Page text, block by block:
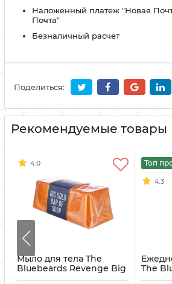
Наложенный платеж "Новая
Почта"
Безналичный расчет
Поделиться:
Рекомендуемые товары
4.0
Мыло для тела The
Bluebeards Revenge Big
Gold Soap 175 г
Топ
4.3
The